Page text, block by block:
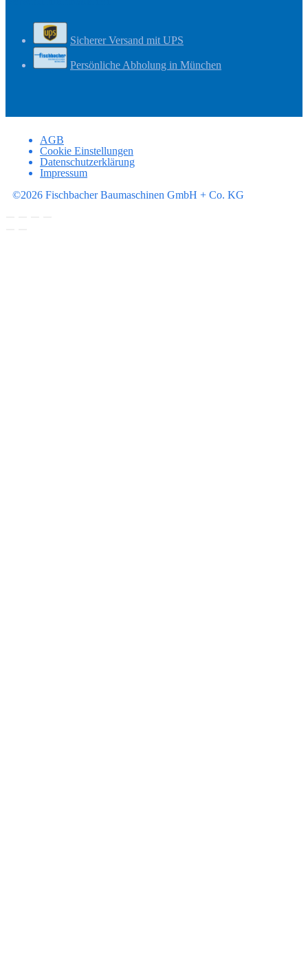
Sicherer Versand mit UPS
Persönliche Abholung in München
AGB
Cookie Einstellungen
Datenschutzerklärung
Impressum
©2026 Fischbacher Baumaschinen GmbH + Co. KG